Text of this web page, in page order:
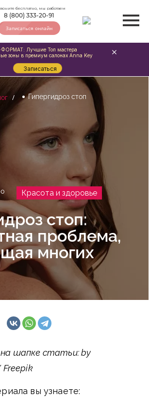
бесплатно, мы работаем
8 (800) 333-20-91
Записаться онлайн
Гипергидроз стоп
Красота и здоровье
стоп:
проблема,
многих
шапке статьи: by
Freepik
вы узнаете:
ФОРМАТ: Лучшие Топ мастера
зоны в премиум салонах Anna Key
Записаться